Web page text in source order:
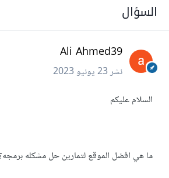
السؤال
Ali Ahmed39
نشر23 يونيو 2023
السلام عليكم
ما هي افضل الموقع لتمارين حل مشكله برمجه؟